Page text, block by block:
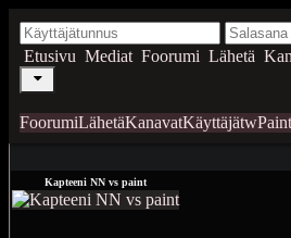
Etusivu Mediat Foorumi Lähetä
FoorumiLähetäKanavatKäyttäjätwPaint
Kapteeni NN vs paint